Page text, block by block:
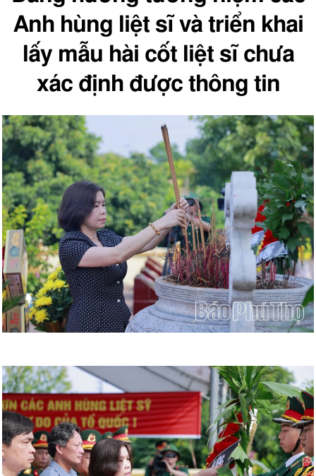
Anh hùng liệt sĩ và triển khai
lấy mẫu hài cốt liệt sĩ chưa
xác định được thông tin